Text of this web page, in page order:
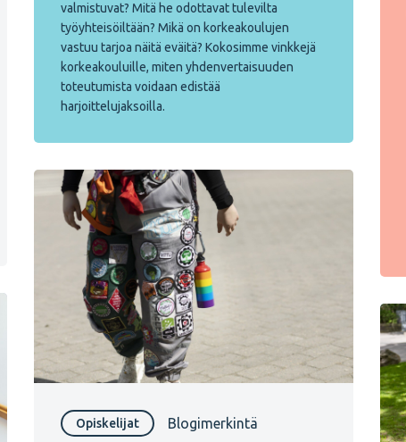
valmistuvat? Mitä he odottavat tulevilta
työyhteisöiltään? Mikä on korkeakoulujen
vastuu tarjoa näitä eväitä? Kokosimme vinkkejä
korkeakouluille, miten yhdenvertaisuuden
toteutumista voidaan edistää
harjoittelujaksoilla.
Opiskelijat Blogimerkintä